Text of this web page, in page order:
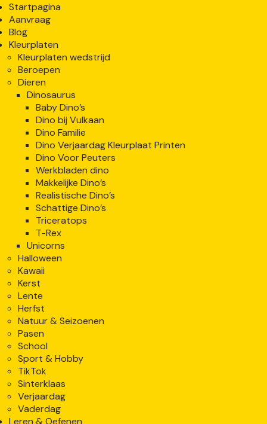
Startpagina
Aanvraag
Blog
Kleurplaten
Kleurplaten wedstrijd
Beroepen
Dieren
Dinosaurus
Baby Dino’s
Dino bij Vulkaan
Dino Familie
Dino Verjaardag Kleurplaat Printen
Dino Voor Peuters
Werkbladen dino
Makkelijke Dino’s
Realistische Dino’s
Schattige Dino’s
Triceratops
T-Rex
Unicorns
Halloween
Kawaii
Kerst
Lente
Herfst
Natuur & Seizoenen
Pasen
School
Sport & Hobby
TikTok
Sinterklaas
Verjaardag
Vaderdag
Leren & Oefenen